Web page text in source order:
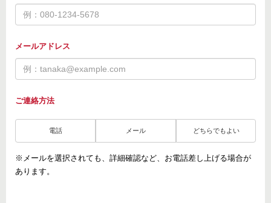
メールアドレス
ご連絡方法
電話 メール どちらでもよい
※メールを選択されても、詳細確認など、お電話差し上げる場合が
あります。